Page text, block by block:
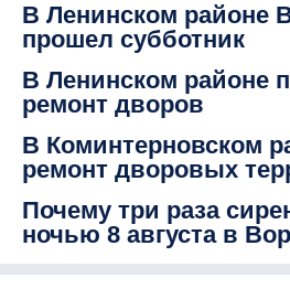
В Ленинском районе
прошел субботник
В Ленинском районе
ремонт дворов
В Коминтерновском
ремонт дворовых
Почему три раза
ночью 8 августа в